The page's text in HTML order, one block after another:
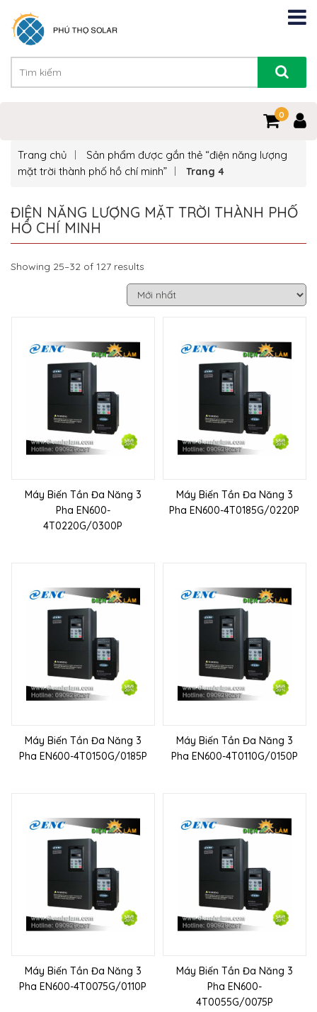
0
Trang chủ
Sản phẩm được gắn thẻ “điện năng lượng
mặt trời thành phố hồ chí minh”
Trang 4
ĐIỆN NĂNG LƯỢNG MẶT TRỜI THÀNH PHỐ
HỒ CHÍ MINH
Showing 25–32 of 127 results
Máy Biến Tần Đa Năng 3
Pha EN600-
4T0220G/0300P
Máy Biến Tần Đa Năng 3
Pha EN600-4T0185G/0220P
Máy Biến Tần Đa Năng 3
Pha EN600-4T0150G/0185P
Máy Biến Tần Đa Năng 3
Pha EN600-4T0110G/0150P
Máy Biến Tần Đa Năng 3
Pha EN600-4T0075G/0110P
Máy Biến Tần Đa Năng 3
Pha EN600-
4T0055G/0075P